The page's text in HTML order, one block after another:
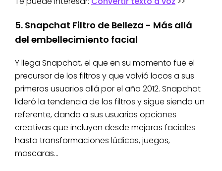
5. Snapchat Filtro de Belleza - Más allá
del embellecimiento facial
Y llega Snapchat, el que en su momento fue el
precursor de los filtros y que volvió locos a sus
primeros usuarios allá por el año 2012. Snapchat
lideró la tendencia de los filtros y sigue siendo un
referente, dando a sus usuarios opciones
creativas que incluyen desde mejoras faciales
hasta transformaciones lúdicas, juegos,
mascaras...